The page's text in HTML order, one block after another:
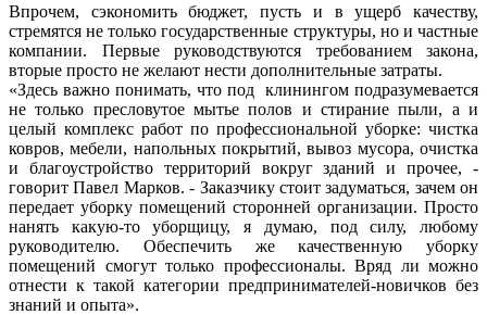
Впрочем, сэкономить бюджет, пусть и в ущерб качеству,
стремятся не только государственные структуры, но и частные
компании. Первые руководствуются требованием закона,
вторые просто не желают нести дополнительные затраты.
«Здесь важно понимать, что под клинингом подразумевается
не только пресловутое мытье полов и стирание пыли, а и
целый комплекс работ по профессиональной уборке: чистка
ковров, мебели, напольных покрытий, вывоз мусора, очистка
и благоустройство территорий вокруг зданий и прочее, -
говорит Павел Марков. - Заказчику стоит задуматься, зачем он
передает уборку помещений сторонней организации. Просто
нанять какую-то уборщицу, я думаю, под силу, любому
руководителю. Обеспечить же качественную уборку
помещений смогут только профессионалы. Вряд ли можно
отнести к такой категории предпринимателей-новичков без
знаний и опыта».